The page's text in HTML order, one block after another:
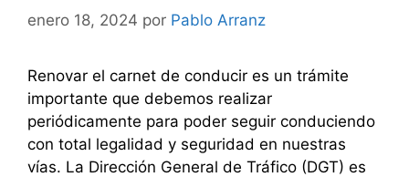
enero 18, 2024 por Pablo Arranz
Renovar el carnet de conducir es un trámite
importante que debemos realizar
periódicamente para poder seguir conduciendo
con total legalidad y seguridad en nuestras
vías. La Dirección General de Tráfico (DGT) es